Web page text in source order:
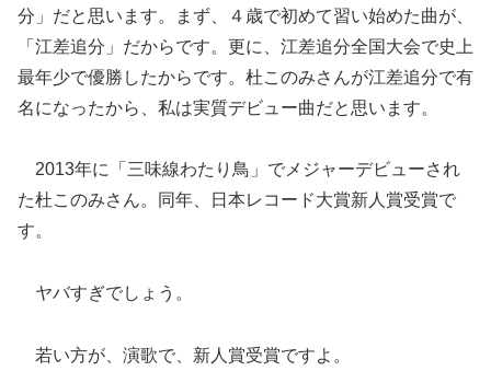
分」 だと思います。まず、４歳で初めて習い始めた曲が、
「江差追分」 だからです。更に、 江差追分全国大会で史上
最年少で優勝したからです。 杜このみさんが江差追分で有
名になったから、 私は実質デビュー曲だと思います。
2013年に「三味線わたり鳥」 でメジャーデビューされ
た杜このみさん。同年、
日本レコード大賞新人賞受賞で
す。
ヤバすぎでしょう。
若い方が、演歌で、新人賞受賞ですよ。